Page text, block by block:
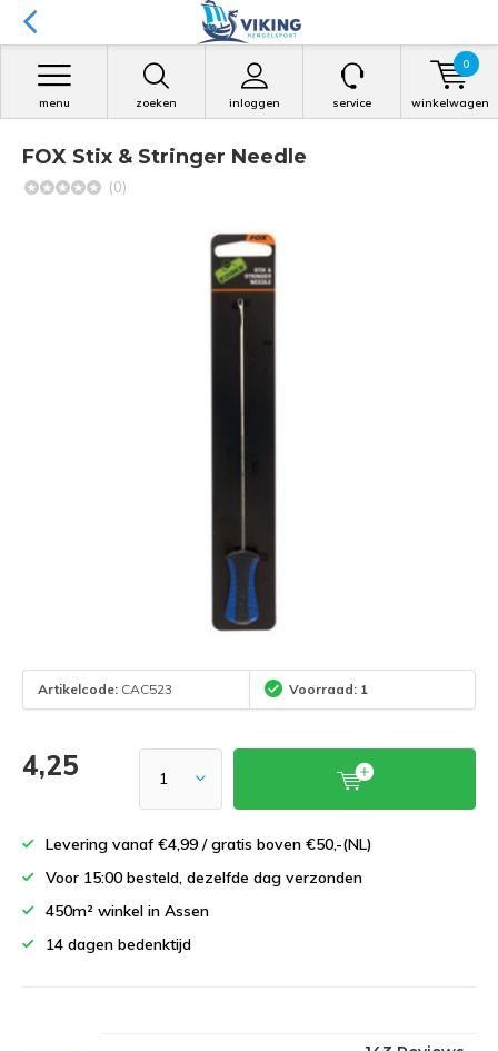
zoeken inloggen
menu service winkelwagen
0
FOX Stix & Stringer Needle
(0)
Artikelcode: CAC523 Voorraad: 1
4,25
Levering vanaf €4,99 / gratis boven €50,-(NL)
Voor 15:00 besteld, dezelfde dag verzonden
450m² winkel in Assen
14 dagen bedenktijd